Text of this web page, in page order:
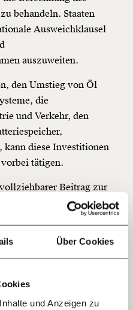
Über Cookies
und Anzeigen zu
Dir!
können gemeinsam
sind für alle frei im
Und das wird auch
den Fortschritt und
0498 0007 6017
behandeln. Staaten
Ausweichklausel
auszuweiten.
den Umstieg von Öl
die
und Verkehr, den
kann diese Investitionen
vorbei tätigen.
Beitrag zur
von importierten
Rabatte auf
mit